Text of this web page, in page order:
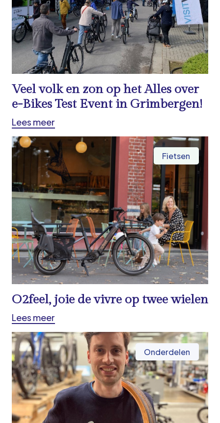
Veel volk en zon op het Alles over
e-Bikes Test Event in Grimbergen!
Lees meer
Fietsen
O2feel, joie de vivre op twee wielen
Lees meer
Onderdelen